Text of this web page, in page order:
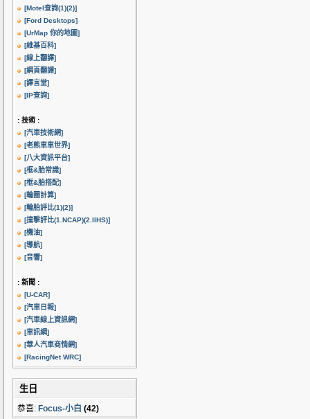
[Motel查詢(1)(2)]
[Ford Desktops]
[UrMap 你的地圖]
[維基百科]
[線上翻譯]
[網頁翻譯]
[譯言堂]
[IP查詢]
: 技術 :
[汽車技術網]
[老熊車車世界]
[八大資訊平台]
[框&胎常識]
[框&胎搭配]
[輪圈計算]
[輪胎評比(1)(2)]
[撞擊評比(1.NCAP)(2.IIHS)]
[機油]
[導航]
[音響]
: 新聞 :
[U-CAR]
[汽車日報]
[汽車線上資訊網]
[車訊網]
[華人汽車商情網]
[RacingNet WRC]
生日
恭喜: Focus-小白 (42)